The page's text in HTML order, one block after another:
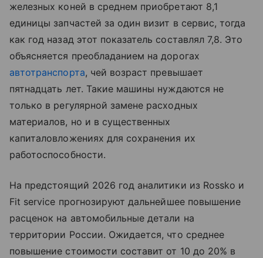
железных коней в среднем приобретают 8,1
единицы запчастей за один визит в сервис, тогда
как год назад этот показатель составлял 7,8. Это
объясняется преобладанием на дорогах
автотранспорта, чей возраст превышает
пятнадцать лет. Такие машины нуждаются не
только в регулярной замене расходных
материалов, но и в существенных
капиталовложениях для сохранения их
работоспособности.
На предстоящий 2026 год аналитики из Rossko и
Fit service прогнозируют дальнейшее повышение
расценок на автомобильные детали на
территории России. Ожидается, что среднее
повышение стоимости составит от 10 до 20% в